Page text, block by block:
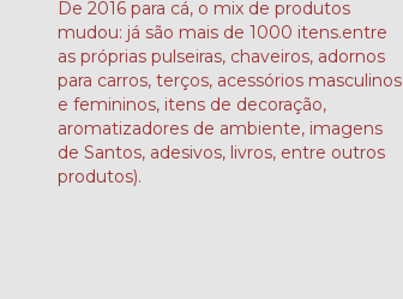
De 2016 para cá, o mix de produtos
mudou: já são mais de 1000 itens.entre
as próprias pulseiras, chaveiros, adornos
para carros, terços, acessórios masculinos
e femininos, itens de decoração,
aromatizadores de ambiente, imagens
de Santos, adesivos, livros, entre outros
produtos).